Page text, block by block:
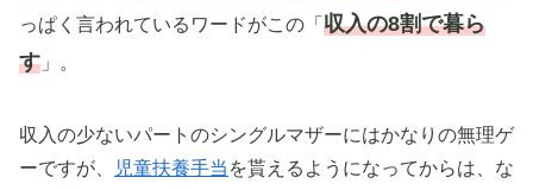
っぱく言われているワードがこの「 収入の8割で暮ら
す 」。
収入の少ないパートのシングルマザーにはかなりの無理ゲ
ーですが、
児童扶養手当 を貰えるようになってからは、な